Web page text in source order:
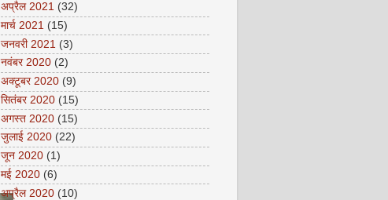
अप्रैल 2021 (32)
मार्च 2021 (15)
जनवरी 2021 (3)
नवंबर 2020 (2)
अक्टूबर 2020 (9)
सितंबर 2020 (15)
अगस्त 2020 (15)
जुलाई 2020 (22)
जून 2020 (1)
मई 2020 (6)
अप्रैल 2020 (10)